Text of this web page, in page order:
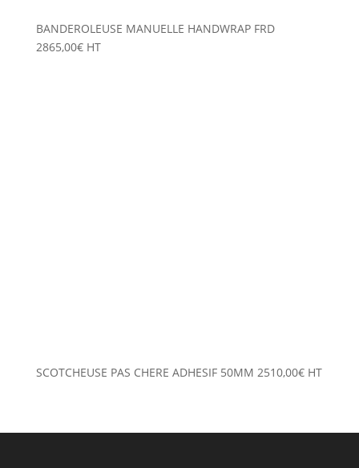
BANDEROLEUSE MANUELLE HANDWRAP FRD
2865,00€ HT
SCOTCHEUSE PAS CHERE ADHESIF 50MM 2510,00€ HT